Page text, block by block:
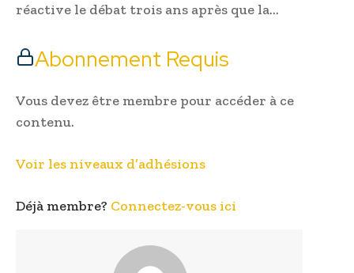
réactive le débat trois ans après que la…
Abonnement Requis
Vous devez être membre pour accéder à ce
contenu.
Voir les niveaux d’adhésions
Déjà membre? Connectez-vous ici